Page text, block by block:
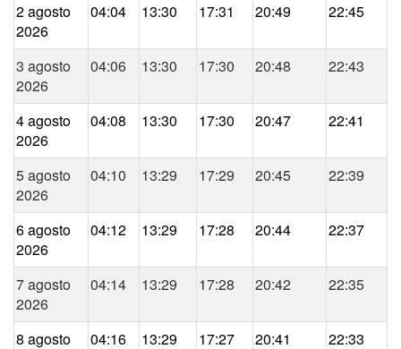
2 agosto
2026
04:04 13:30 17:31 20:49 22:45
3 agosto
2026
04:06 13:30 17:30 20:48 22:43
4 agosto
2026
04:08 13:30 17:30 20:47 22:41
5 agosto
2026
04:10 13:29 17:29 20:45 22:39
6 agosto
2026
04:12 13:29 17:28 20:44 22:37
7 agosto
2026
04:14 13:29 17:28 20:42 22:35
8 agosto
04:16 13:29 17:27 20:41 22:33